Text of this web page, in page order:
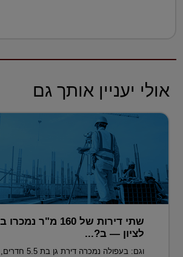
אולי יעניין אותך גם
שתי דירות של 160 מ"ר
לציון — ב?...